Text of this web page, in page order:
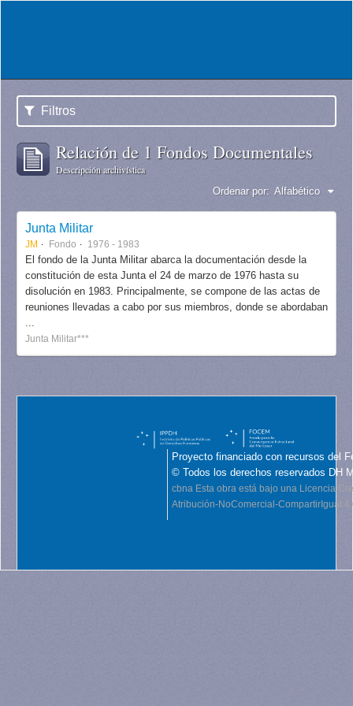
Filtros
Relación de 1 Fondos Documentales
Descripción archivística
Ordenar por: Alfabético
Junta Militar
JM Fondo 1976 - 1983
El fondo de la Junta Militar abarca la documentación desde la
constitución de esta Junta el 24 de marzo de 1976 hasta su
disolución en 1983. Principalmente, se compone de las actas de
reuniones llevadas a cabo por sus miembros, donde se abordaban
...
Junta Militar***
Proyecto financiado con recursos del
© Todos los derechos reservados DH
cbna Esta obra está bajo una Licencia
Atribución-NoComercial-CompartirIgual